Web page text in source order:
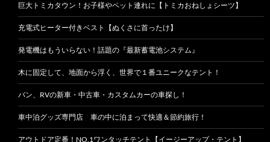
巨大トミカタウン！お子様やペット連れに【トミカおねしょシーツ】
充電式ヒーター付きベスト【ぬくさに首ったけ】
発電機はもういらない！話題の『最新蓄電池システム』
木に固定して、地面から浮く、世界で１番ユニークなテント！
バン、RVの新車・中古車・カスタムカーの車探し！
車中泊グッズ専門店 車の中に泊まって快適＆節約旅行！
アウトドア定番！NO.1ワンタッチテント【イージーアップ・テント】